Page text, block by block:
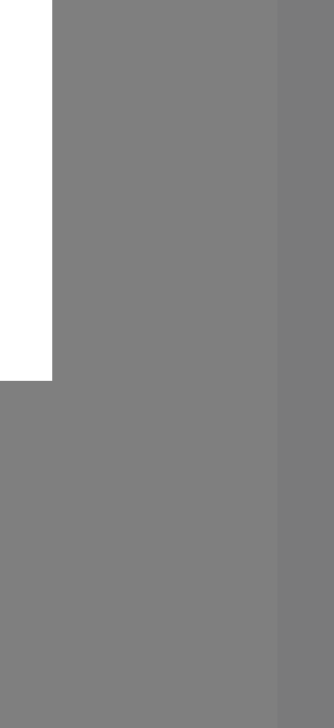
Google Tag Manager, Instagram Embed,